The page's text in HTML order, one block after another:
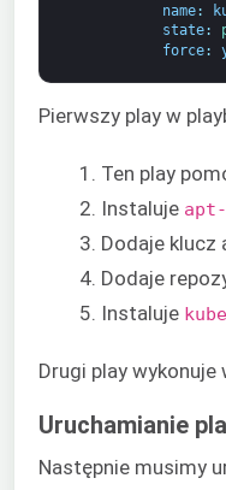
name:
state:
force:
Pierwszy play w
Ten play
Instaluje
Dodaje klucz
Dodaje
Instaluje
Drugi play
Uruchamianie
Następnie musimy